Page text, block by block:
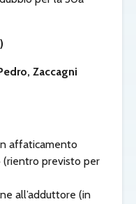
Zaccagni
affaticamento
(rientro previsto per
all’adduttore (in